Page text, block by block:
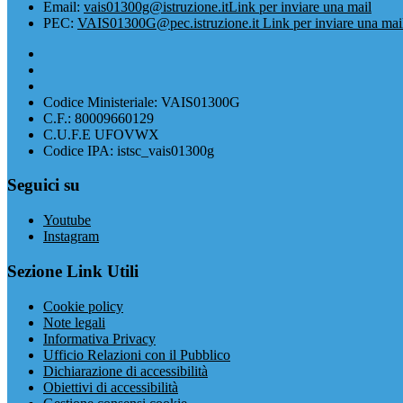
Email: vais01300g@istruzione.itLink per inviare una mail
PEC: VAIS01300G@pec.istruzione.it Link per inviare una
Codice Ministeriale: VAIS01300G
C.F.: 80009660129
C.U.F.E UFOVWX
Codice IPA: istsc_vais01300g
Seguici su
Youtube
Instagram
Sezione Link Utili
Cookie policy
Note legali
Informativa Privacy
Ufficio Relazioni con il Pubblico
Dichiarazione di accessibilità
Obiettivi di accessibilità